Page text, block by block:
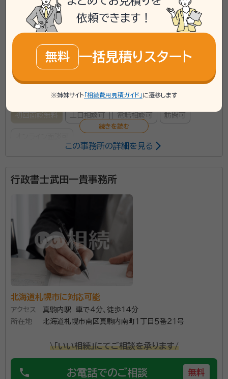
phone お電話でのご相談 無料
Web相談も受付中 無料
対応業務： 遺言書 / 遺産分割 / 相続財産調査 / 相続手続き /
銀行手続き / 戸籍収集 / 相続人調査
初回面談無料 土日相談可 電話相談可 訪問可
藤井 愼一（ふじい しんいち） 行政書士・宅地建物取引士・AFP
遺言書の作成、相続人の調査手続き、遺産分割協議書の
作成を行っております。 初回相談は無料です。お困りの
ことがございましたら、安心してお気軽にお問い合わせ
下さい。
行政書士
所属団体： 北海道行政書士会
この事務所の詳細を見る
行政書士武田一貴事務所
北海道札幌市に対応可能
アクセス
真駒内駅 車で4分、徒歩14分
所在地
北海道札幌市南区真駒内南町１丁目５番２１号
\「いい相続」にてご相談を承ります/
phone お電話でのご相談 無料
依頼できます！
無料 一括見積りスタート
※姉妹サイト 「相続費用見積ガイド」 に遷移します